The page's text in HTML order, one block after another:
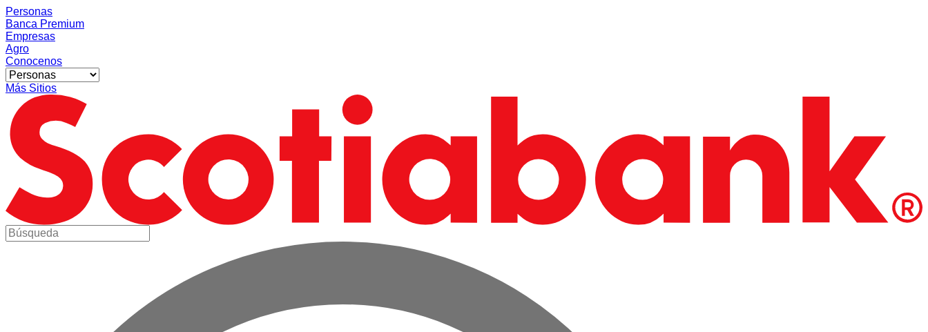
Personas
Banca Premium
Empresas
Agro
Conocenos
Más Sitios